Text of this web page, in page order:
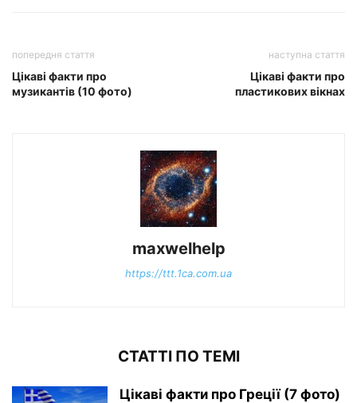
попередня стаття
Цікаві факти про
музикантів (10 фото)
наступна стаття
Цікаві факти про
пластикових вікнах
maxwelhelp
https://ttt.1ca.com.ua
СТАТТІ ПО ТЕМІ
Цікаві факти про Греції (7 фото)